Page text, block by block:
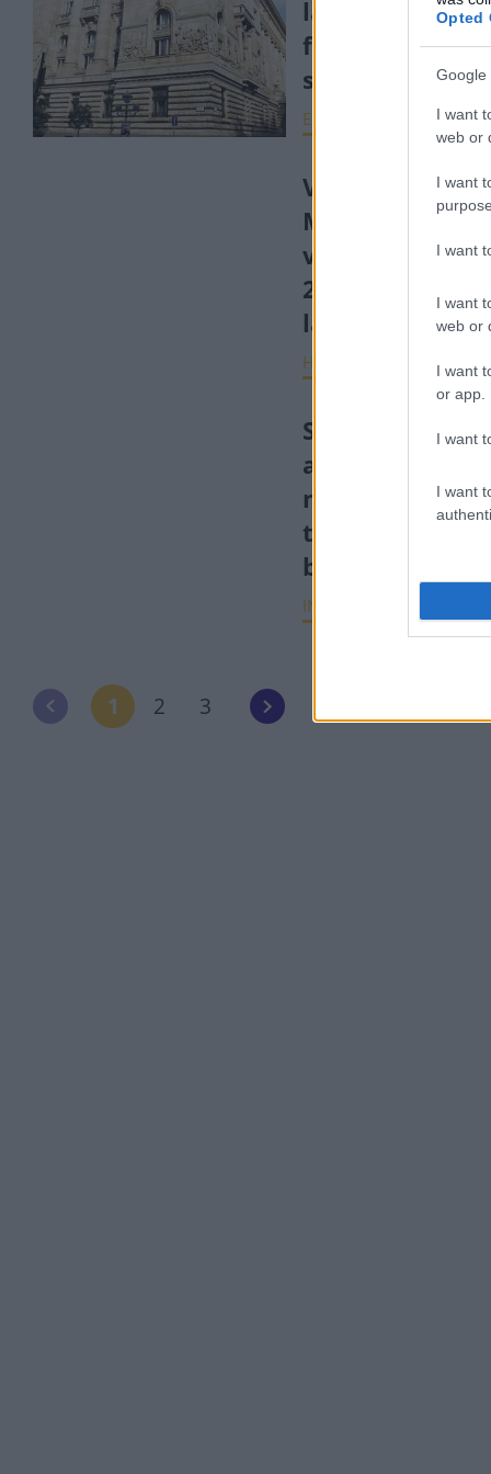
Opted
Google
I want
web or
I want
I want
I want
web or
I want
or app.
I want
I want
lakáshitelek
folyósítása
szeptemberben
ELEMZÉSEK 2022.
Virág Barnabás:
Más lesz a
válság, mint
2008-ban
láthattunk
HÍREK 2022. szept. 22.
Stratéga: Az
alacsony
nem indokolt,
túlreagálta a
bankadós
INTERJÚ
1 2 3